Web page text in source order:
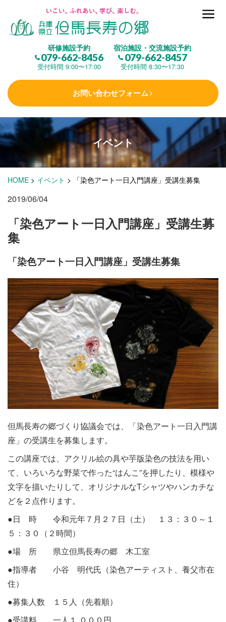
研修施設予約
079-662-8456
受付時間 9:00〜17:00
宿泊施設・交流施設予約
079-662-8457
受付時間 8:30〜17:30
お問い合わせフォーム
但馬長寿の郷とは
(研修施設)
楽しむ
学 ぶ (健康福祉)
泊まる(宿泊)
施設・料金
アクセス
イベント
HOME > イベント > 「染色アート一日入門講座」受講生募集
2019/06/04
「染色アート一日入門講座」受講生募
集
「染色アート一日入門講座」受講生募集
但馬長寿の郷づくり協議会では、「染色アート一日入門講
座」の受講生を募集します。
この講座では、アクリル絵の具や芋版染色の技法を用い
て、いろいろな野菜で作った“はんこ”を押したり、模様や
文字を描いたりして、オリジナルなTシャツやハンカチな
どを２点作ります。
●日 時 令和元年７月２７日（土） １３：３０～１
５：３０（２時間）
●場 所 県立但馬長寿の郷 木工室
●指導者 小谷 明代氏（染色アーティスト、養父市在
住）
●募集人数 １５人（先着順）